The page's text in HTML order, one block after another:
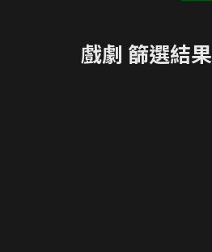
戲劇 篩選結果